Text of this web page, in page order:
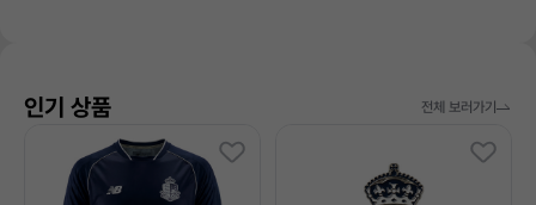
인기 상품 전체 보러가기